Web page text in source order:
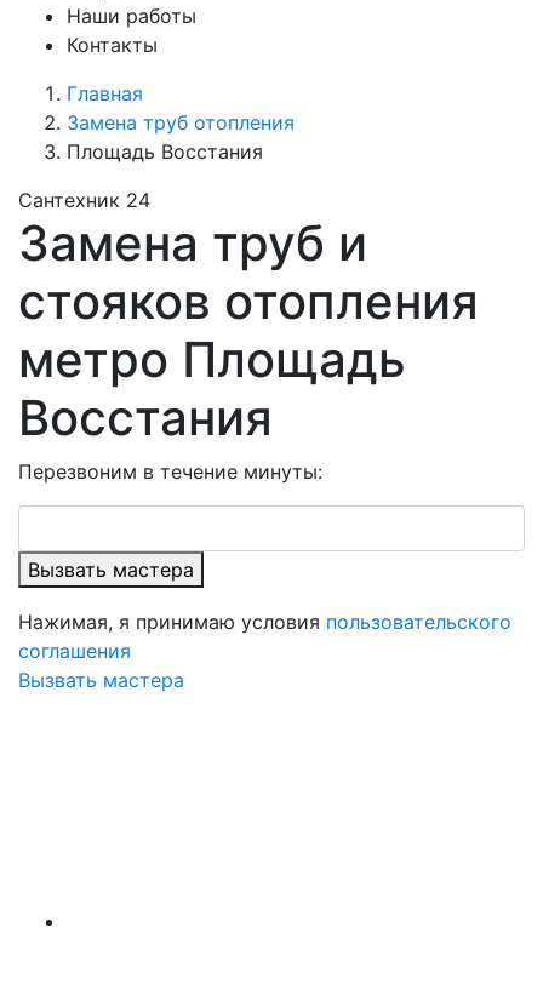
Наши работы
Контакты
Главная
Замена труб отопления
Площадь Восстания
Сантехник 24
Замена труб и
стояков отопления
метро Площадь
Восстания
Перезвоним в течение минуты:
Вызвать мастера
Нажимая, я принимаю условия пользовательского
соглашения
Вызвать мастера